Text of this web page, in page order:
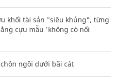
khối tài sản "siêu khủng", từng
cựu mẫu 'không có nổi
ngồi dưới bãi cát